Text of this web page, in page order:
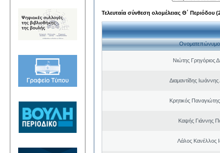
Τελευταία σύνθεση ολομέλειας Θ΄ Περιόδου
Ονοματεπώνυμο
Νιώτης Γρηγόριος
Διαμαντίδης Ιωάννης
Κρητικός
Καψής Γιάννης
Λάλος Κανέλλος